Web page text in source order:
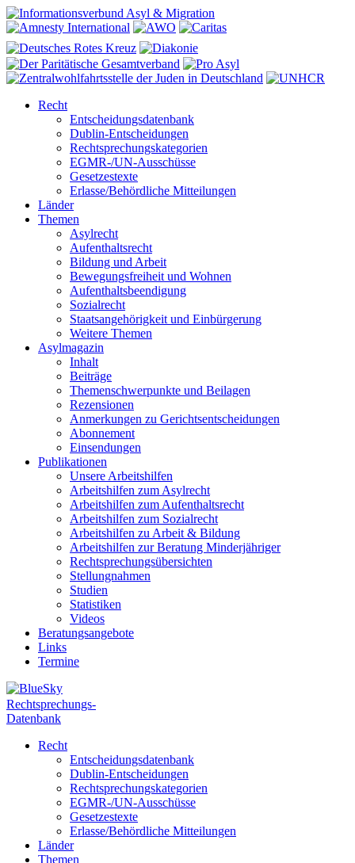
Recht
Entscheidungsdatenbank
Dublin-Entscheidungen
Rechtsprechungskategorien
EGMR-/UN-Ausschüsse
Gesetzestexte
Erlasse/Behördliche Mitteilungen
Länder
Themen
Asylrecht
Aufenthaltsrecht
Bildung und Arbeit
Bewegungsfreiheit und Wohnen
Aufenthaltsbeendigung
Sozialrecht
Staatsangehörigkeit und Einbürgerung
Weitere Themen
Asylmagazin
Inhalt
Beiträge
Themenschwerpunkte und Beilagen
Rezensionen
Anmerkungen zu Gerichtsentscheidungen
Abonnement
Einsendungen
Publikationen
Unsere Arbeitshilfen
Arbeitshilfen zum Asylrecht
Arbeitshilfen zum Aufenthaltsrecht
Arbeitshilfen zum Sozialrecht
Arbeitshilfen zu Arbeit & Bildung
Arbeitshilfen zur Beratung Minderjähriger
Rechtsprechungsübersichten
Stellungnahmen
Studien
Statistiken
Videos
Beratungsangebote
Links
Termine
Rechtsprechungs-
Datenbank
Recht
Entscheidungsdatenbank
Dublin-Entscheidungen
Rechtsprechungskategorien
EGMR-/UN-Ausschüsse
Gesetzestexte
Erlasse/Behördliche Mitteilungen
Länder
Themen